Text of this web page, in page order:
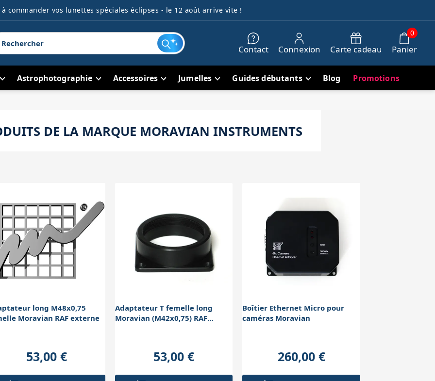
à commander vos lunettes spéciales éclipses - le 12 août arrive vite !
Contact Connexion Carte cadeau Panier
0
Astrophotographie Accessoires Jumelles Guides débutants Blog Promotions
DE LA MARQUE MORAVIAN INSTRUMENTS
long M48x0,75
Moravian RAF externe
53,00 €
Adaptateur T femelle long
Moravian (M42x0,75) RAF
53,00 €
Boîtier Ethernet Micro pour
caméras Moravian
260,00 €